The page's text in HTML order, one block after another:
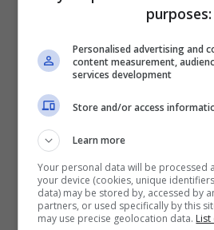
Molte giovani perdono
del ciclo mestruale a
insana alimentazione,
strettamente collegato
giovani donne sono
con questa dure verità a
sbagliate dettate dalla
purposes:
Personalised advertising and
content measurement,
services development
Store and/or access
Learn more
Your personal data will be processed
your device (cookies, unique
data) may be stored by, accessed by
partners, or used specifically by this
may use precise geolocation data.